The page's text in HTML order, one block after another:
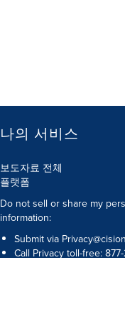
나의 서비스
보도자료 전체
플랫폼
Do not sell or share my
information:
Submit via
Call Privacy toll-free: